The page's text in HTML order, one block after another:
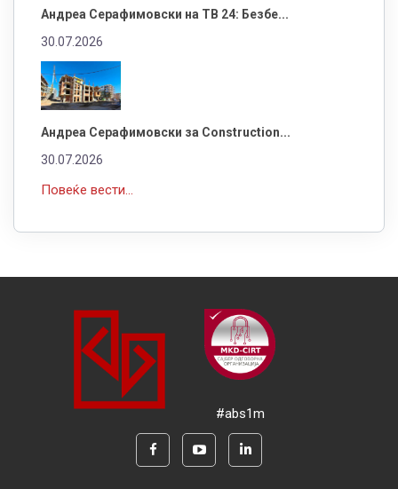
Андреа Серафимовски на ТВ 24: Безбе...
30.07.2026
Андреа Серафимовски за Construction...
30.07.2026
Повеќе вести...
#abs1m